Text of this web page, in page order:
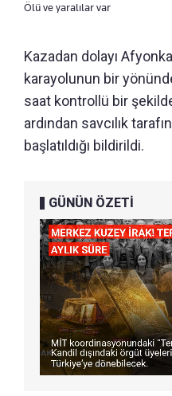
Ölü ve yaralılar var
Kazadan dolayı
karayolunun bir
saat kontrollü bir
ardından savcılık
başlatıldığı bildirildi.
GÜNÜN ÖZETİ